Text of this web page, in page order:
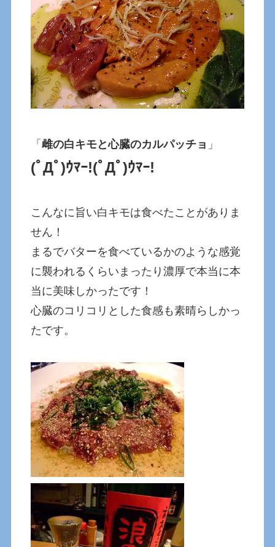
「雌の白キモと心臓のカルパッチョ 」
(ﾟДﾟ)ｳﾏｰ!(ﾟДﾟ)ｳﾏｰ!
こんなに旨い白キモは食べたことがありま
せん！
まるでバターを食べているかのような感覚
に襲われるくらいまったり濃厚で本当に本
当に美味しかったです！
心臓のコリコリとした食感も素晴らしかっ
たです。